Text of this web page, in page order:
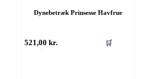
Dynebetræk Prinsesse Havfrue
521,00kr. 🛒
vare